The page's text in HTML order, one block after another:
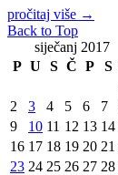
pročitaj više →
Back to Top
siječanj 2017
P U S Č P S
2
3 4 5 6 7
9
10 11 12 13 14
16 17 18 19 20 21
23 24 25 26 27 28